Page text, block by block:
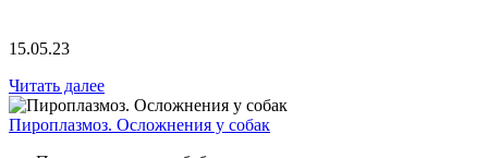
15.05.23
Читать далее
Пироплазмоз. Осложнения у собак